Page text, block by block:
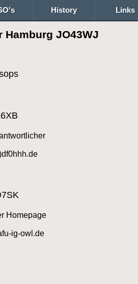
History Links
Hamburg JO43WJ
Homepage
ig-owl.de